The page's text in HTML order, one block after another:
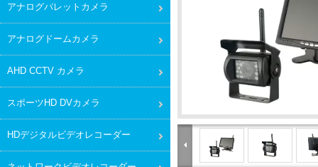
アナログバレットカメラ
アナログドームカメラ
AHD CCTV カメラ
スポーツHD DVカメラ
HDデジタルビデオレコーダー